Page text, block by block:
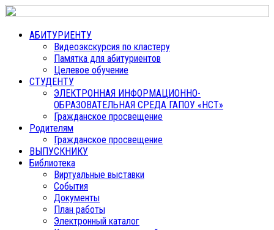
АБИТУРИЕНТУ
Видеоэкскурсия по кластеру
Памятка для абитуриентов
Целевое обучение
СТУДЕНТУ
ЭЛЕКТРОННАЯ ИНФОРМАЦИОННО-
ОБРАЗОВАТЕЛЬНАЯ СРЕДА ГАПОУ «НСТ»
Гражданское просвещение
Родителям
Гражданское просвещение
ВЫПУСКНИКУ
Библиотека
Виртуальные выставки
События
Документы
План работы
Электронный каталог